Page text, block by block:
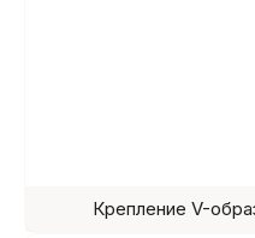
Крепление V-